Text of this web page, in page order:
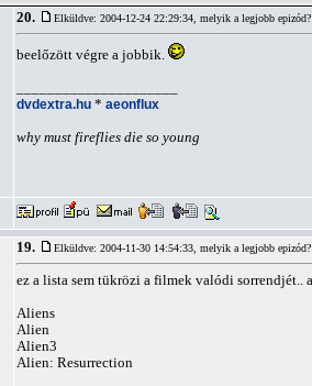
20. Elküldve: 2004-12-24 22:29:34, melyik a legjobb
beelőzött végre a jobbik.
dvdextra.hu * aeonflux
why must fireflies die so young
19. Elküldve: 2004-11-30 14:54:33, melyik a legjobb
ez a lista sem tükrözi a filmek valódi sorrendjét..
Aliens
Alien
Alien3
Alien: Resurrection